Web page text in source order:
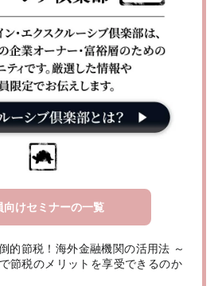
向けセミナーの一覧
的節税！海外金融機関の活用法 ～
節税のメリットを享受できるのか